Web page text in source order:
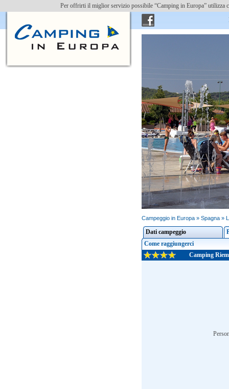
Per offrirti il miglior servizio possibile “Camping in Europa”
Campeggio in Europa » Spagna »
Dati campeggio
Come raggiungerci
Camping